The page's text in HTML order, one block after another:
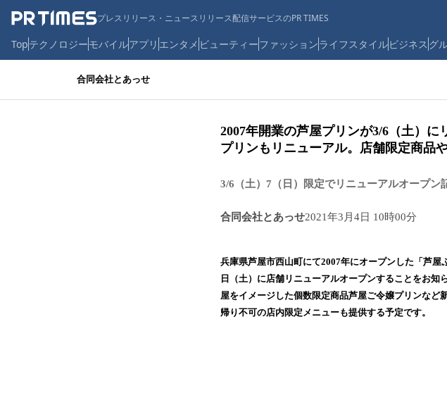
プレスリリース・ニュースリリース配信サービスのPR TIMES
Topテクノロジーモバイルアプリ エンタメ ビューティーファッションライフスタイルビジネス グ
合同会社とあっせ
2007年開業の芦屋プリンが3/6（土）
プリンもリニューアル。店舗限定商品
3/6（土）7（日）限定でリニューアルオープン
合同会社とあっせ2021年3月4日 10時00分
兵庫県芦屋市西山町にて2007年にオープンした「芦
日（土）に店舗リニューアルオープンすることをお
屋をイメージした個数限定商品芦屋ご令嬢プリンなど
帰り不可の店内限定メニューも提供する予定です。